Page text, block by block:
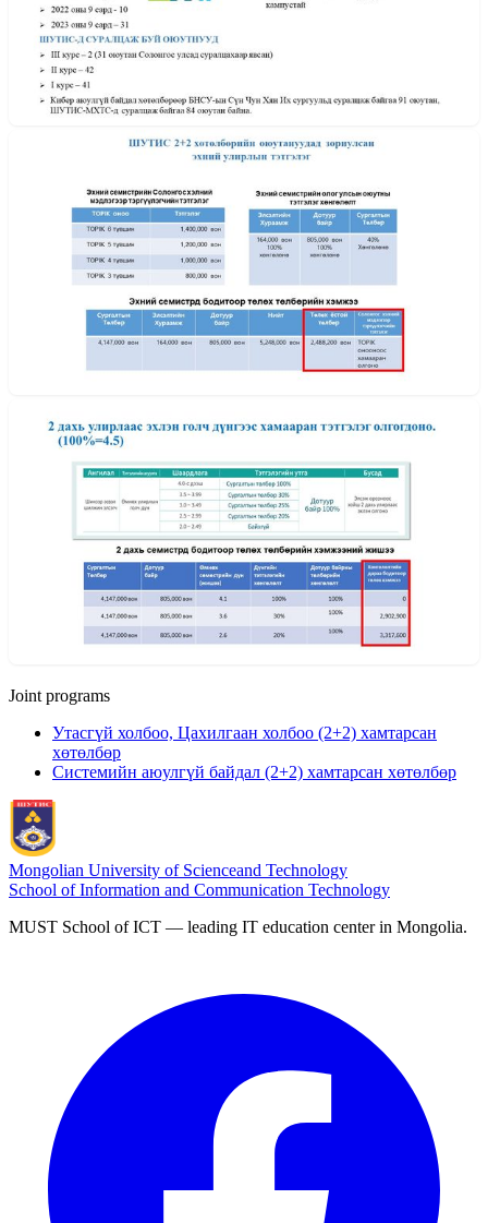
Joint programs
Утасгүй холбоо, Цахилгаан холбоо (2+2) хамтарсан
хөтөлбөр
Системийн аюулгүй байдал (2+2) хамтарсан хөтөлбөр
Mongolian University of Scienceand Technology
School of Information and Communication Technology
MUST School of ICT — leading IT education center in Mongolia.